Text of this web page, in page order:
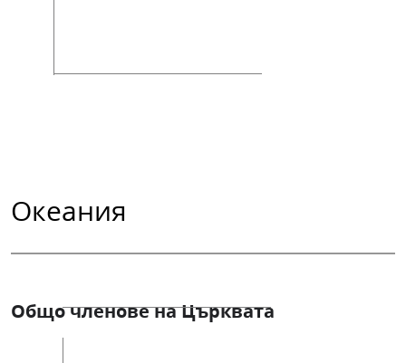
Океания
Общо членове на Църквата